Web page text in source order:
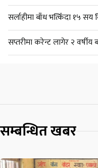
सर्लाहीमा बाँध भत्किँदा १५
सप्तरीमा करेन्ट लागेर २
सम्बन्धित खबर